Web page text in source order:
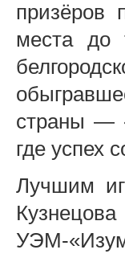
призёров
места до
страны —
где успех
Лучшим
УЭМ-